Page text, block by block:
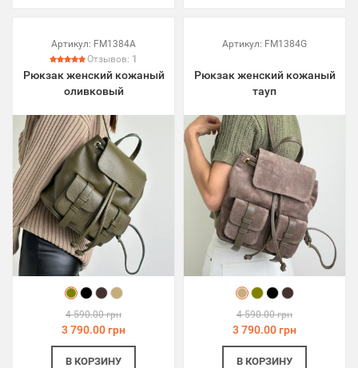
Артикул: FM1384A
Отзывов: 1
Рюкзак женский кожаный
оливковый
4 590.00 грн
3 790.00 грн
В КОРЗИНУ
Артикул: FM1384G
Рюкзак женский кожаный
тауп
4 590.00 грн
3 790.00 грн
В КОРЗИНУ